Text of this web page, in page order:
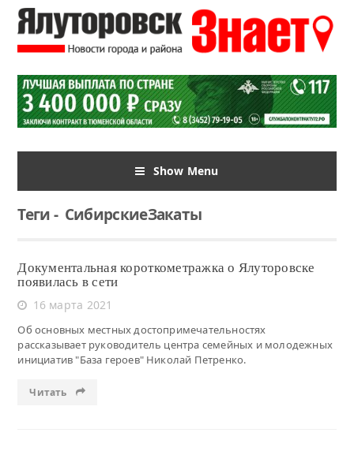
Show Menu
Теги-СибирскиеЗакаты
Документальная короткометражка о Ялуторовске
появилась в сети
16 марта 2021
Об основных местных достопримечательностях
рассказывает руководитель центра семейных и молодежных
инициатив "База героев" Николай Петренко.
Читать